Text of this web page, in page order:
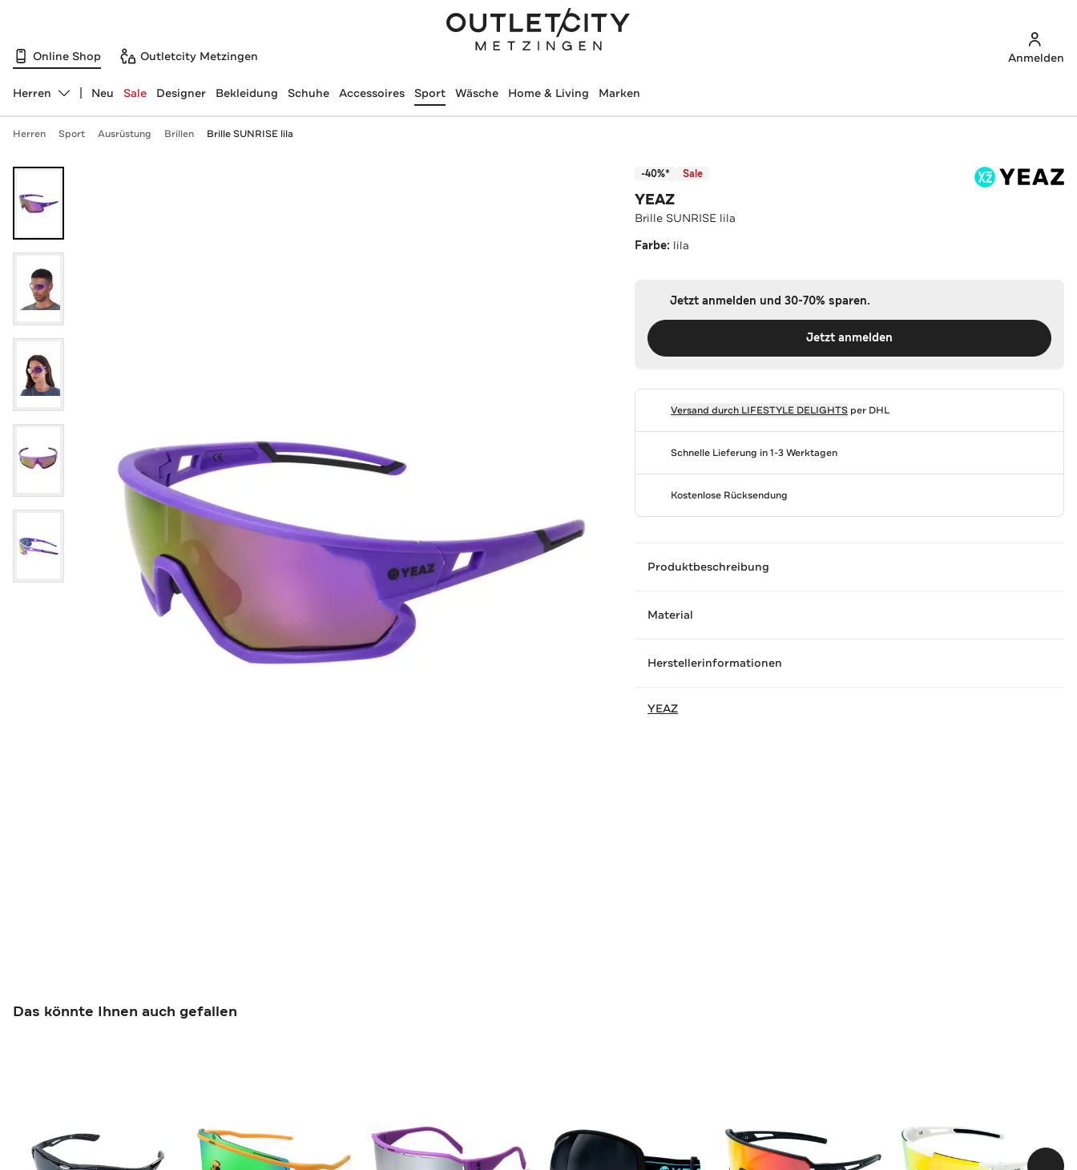
Online Shop Outletcity Metzingen Anmelden
Abteilung ändern, ausgewählt:
Herren Neu Sale Designer Bekleidung Schuhe Accessoires Sport Wäsche Home & Living Marken
Herren Sport Ausrüstung Brillen Brille SUNRISE lila
-40%* Sale
YEAZ
Brille SUNRISE lila
Farbe: lila
Jetzt anmelden und 30-70% sparen.
Jetzt anmelden
Versand durch LIFESTYLE DELIGHTS per DHL
Schnelle Lieferung in 1-3 Werktagen
Kostenlose Rücksendung
Produktbeschreibung
Material
Herstellerinformationen
YEAZ
Das könnte Ihnen auch gefallen